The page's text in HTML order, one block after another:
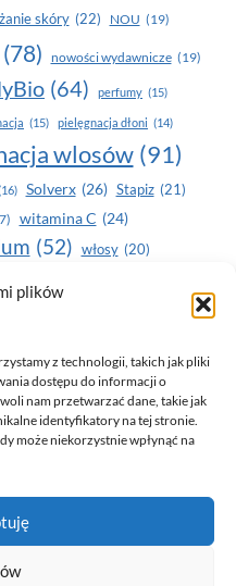
plików
z technologii, takich jak pliki
dostępu do informacji o
nam przetwarzać dane, takie jak
identyfikatory na tej stronie.
może niekorzystnie wpłynąć na
skóry (22) NOU (19)
(78) nowości wydawnicze (19)
(64) perfumy (15)
(15) pielęgnacja dłoni (14)
wlosów (91)
Solverx (26) Stapiz (21)
witamina C (24)
(52) włosy (20)
zdrowe zęby
(uroda, moda, zdrowie)